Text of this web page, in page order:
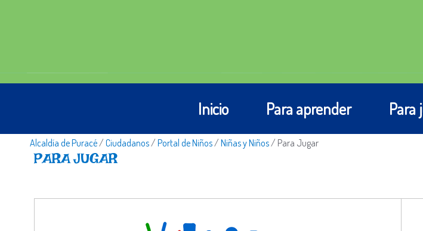
Inicio Para aprender Para
Alcaldía de Puracé/ Ciudadanos/ Portal de Niños/ Niñas y Niños/ Para Jugar
PARA JUGAR​